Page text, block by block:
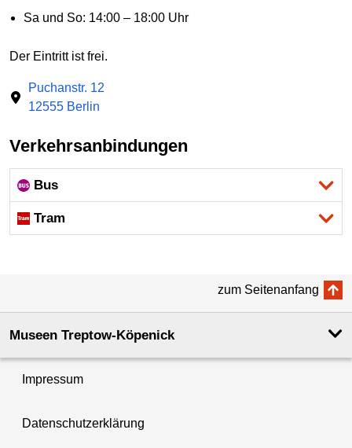
Sa und So: 14:00 – 18:00 Uhr
Der Eintritt ist frei.
Puchanstr. 12
12555 Berlin
Verkehrsanbindungen
Bus
Tram
zum Seitenanfang
Museen Treptow-Köpenick
Impressum
Datenschutzerklärung